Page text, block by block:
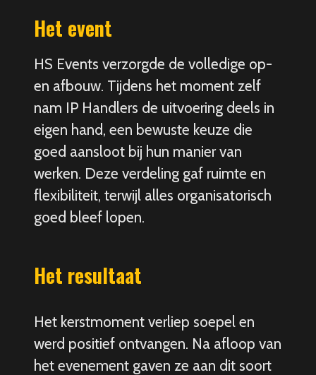
Het event
HS Events verzorgde de volledige op-
en afbouw. Tijdens het moment zelf
nam IP Handlers de uitvoering deels in
eigen hand, een bewuste keuze die
goed aansloot bij hun manier van
werken. Deze verdeling gaf ruimte en
flexibiliteit, terwijl alles organisatorisch
goed bleef lopen.
Het resultaat
Het kerstmoment verliep soepel en
werd positief ontvangen. Na afloop van
het evenement gaven ze aan dit soort